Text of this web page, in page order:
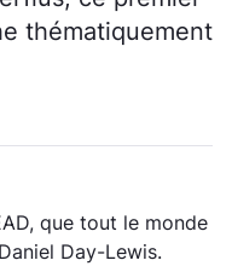
thématiquement
que tout le monde
Day-Lewis.